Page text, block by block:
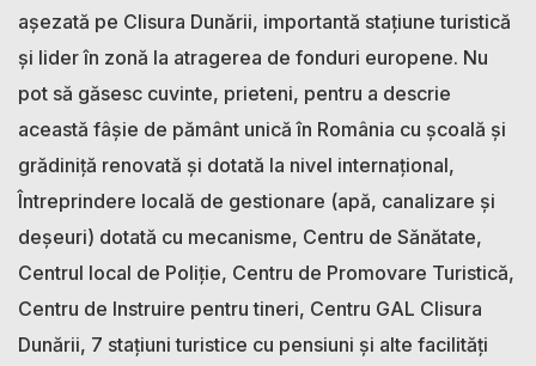
așezată pe Clisura Dunării, importantă stațiune turistică
și lider în zonă la atragerea de fonduri europene. Nu
pot să găsesc cuvinte, prieteni, pentru a descrie
această fâșie de pământ unică în România cu școală și
grădiniță renovată și dotată la nivel internațional,
Întreprindere locală de gestionare (apă, canalizare și
deșeuri) dotată cu mecanisme, Centru de Sănătate,
Centrul local de Poliție, Centru de Promovare Turistică,
Centru de Instruire pentru tineri, Centru GAL Clisura
Dunării, 7 stațiuni turistice cu pensiuni și alte facilități